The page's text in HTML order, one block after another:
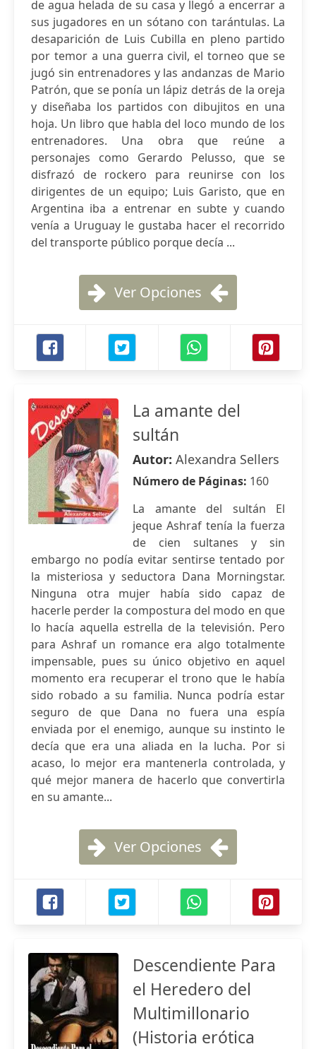
de agua helada de su casa y llegó a encerrar a
sus jugadores en un sótano con tarántulas. La
desaparición de Luis Cubilla en pleno partido
por temor a una guerra civil, el torneo que se
jugó sin entrenadores y las andanzas de Mario
Patrón, que se ponía un lápiz detrás de la oreja
y diseñaba los partidos con dibujitos en una
hoja. Un libro que habla del loco mundo de los
entrenadores. Una obra que reúne a
personajes como Gerardo Pelusso, que se
disfrazó de rockero para reunirse con los
dirigentes de un equipo; Luis Garisto, que en
Argentina iba a entrenar en subte y cuando
venía a Uruguay le gustaba hacer el recorrido
del transporte público porque decía ...
Ver Opciones
La amante del
sultán
Autor: Alexandra Sellers
Número de Páginas: 160
La amante del sultán El
jeque Ashraf tenía la fuerza
de cien sultanes y sin
embargo no podía evitar sentirse tentado por
la misteriosa y seductora Dana Morningstar.
Ninguna otra mujer había sido capaz de
hacerle perder la compostura del modo en que
lo hacía aquella estrella de la televisión. Pero
para Ashraf un romance era algo totalmente
impensable, pues su único objetivo en aquel
momento era recuperar el trono que le había
sido robado a su familia. Nunca podría estar
seguro de que Dana no fuera una espía
enviada por el enemigo, aunque su instinto le
decía que era una aliada en la lucha. Por si
acaso, lo mejor era mantenerla controlada, y
qué mejor manera de hacerlo que convertirla
en su amante...
Ver Opciones
Descendiente Para
el Heredero del
Multimillonario
(Historia erótica